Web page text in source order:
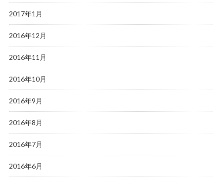
2017年1月
2016年12月
2016年11月
2016年10月
2016年9月
2016年8月
2016年7月
2016年6月